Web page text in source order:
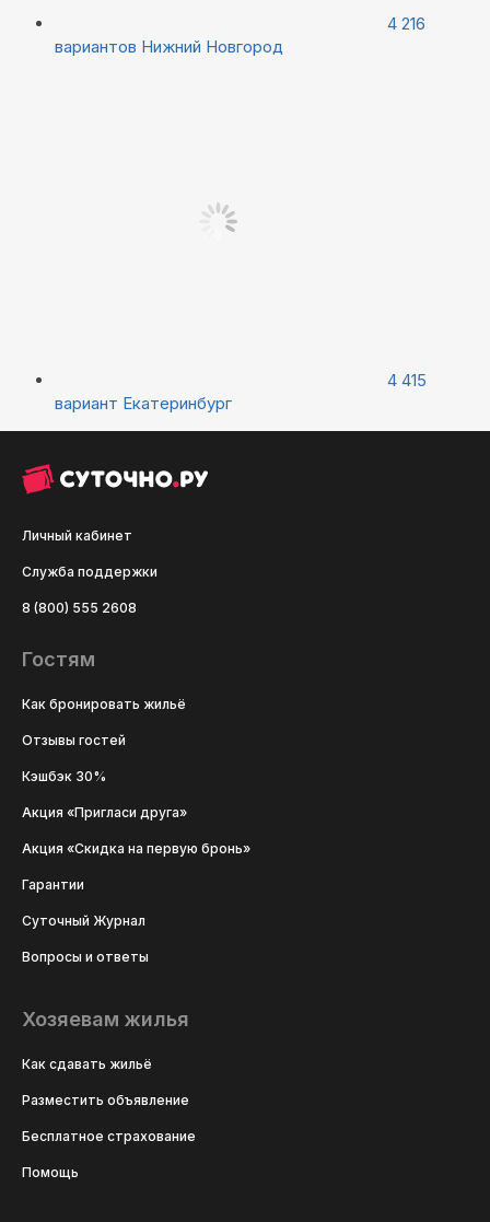
4 216
вариантов Нижний Новгород
4 415
вариант Екатеринбург
Личный кабинет
Служба поддержки
8 (800) 555 2608
Гостям
Как бронировать жильё
Отзывы гостей
Кэшбэк 30%
Акция «Пригласи друга»
Акция «Скидка на первую бронь»
Гарантии
Суточный Журнал
Вопросы и ответы
Хозяевам жилья
Как сдавать жильё
Разместить объявление
Бесплатное страхование
Помощь